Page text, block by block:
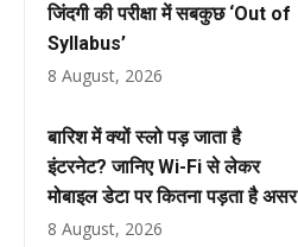
जिंदगी की परीक्षा में सबकुछ ‘Out of
Syllabus’
8 August, 2026
बारिश में क्यों स्लो पड़ जाता है
इंटरनेट? जानिए Wi-Fi से लेकर
मोबाइल डेटा पर कितना पड़ता है असर
8 August, 2026